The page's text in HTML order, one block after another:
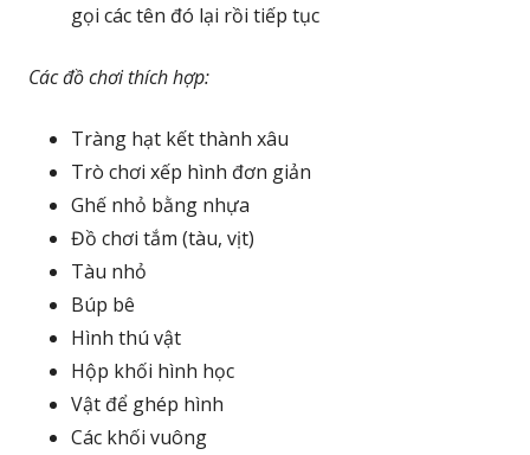
gọi các tên đó lại rồi tiếp tục
Các đồ chơi thích hợp:
Tràng hạt kết thành xâu
Trò chơi xếp hình đơn giản
Ghế nhỏ bằng nhựa
Đồ chơi tắm (tàu, vịt)
Tàu nhỏ
Búp bê
Hình thú vật
Hộp khối hình học
Vật để ghép hình
Các khối vuông